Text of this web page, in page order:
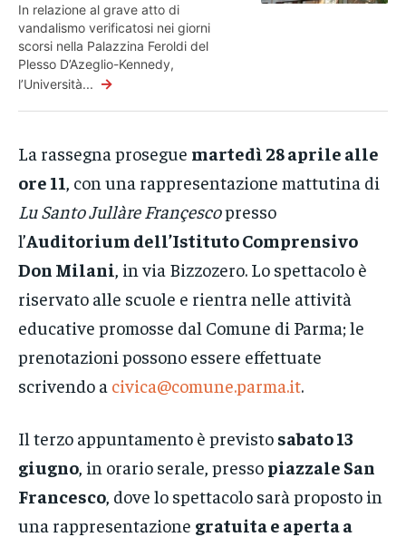
In relazione al grave atto di
vandalismo verificatosi nei giorni
scorsi nella Palazzina Feroldi del
Plesso D’Azeglio-Kennedy,
l’Università... →
La rassegna prosegue martedì 28 aprile alle
ore 11 , con una rappresentazione mattutina di
Lu Santo Jullàre Françescopresso
l’Auditorium dell’Istituto Comprensivo
Don Milani , in via Bizzozero. Lo spettacolo è
riservato alle scuole e rientra nelle attività
educative promosse dal Comune di Parma; le
prenotazioni possono essere effettuate
scrivendo a civica@comune.parma.it.
Il terzo appuntamento è previsto sabato 13
giugno , in orario serale, presso piazzale San
Francesco , dove lo spettacolo sarà proposto in
una rappresentazione gratuita e aperta a